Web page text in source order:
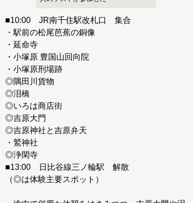
■10:00 JR南千住駅改札口 集合
・駅前の松尾芭蕉の銅像
・延命寺
・小塚原 豊国山回向院
・小塚原刑場跡
◎隅田川貨物
◎泪橋
◎いろは商店街
◎吉原大門
◎吉原神社と吉原弁天
・鷲神社
◎浄閑寺
■13:00 日比谷線三ノ輪駅 解散
（◎は体験主要スポット）